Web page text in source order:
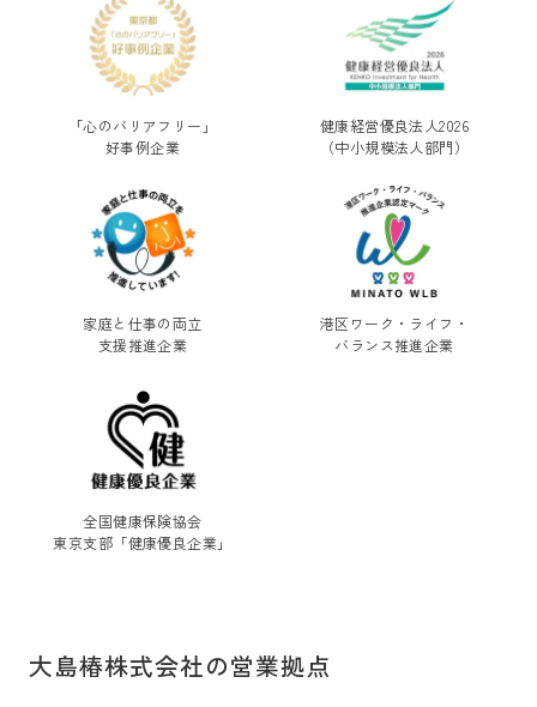
「心のバリアフリー」
好事例企業
健康経営優良法人2026
（中小規模法人部門）
家庭と仕事の両立
支援推進企業
港区ワーク・ライフ・
バランス推進企業
全国健康保険協会
東京支部「健康優良企業」
大島椿株式会社の営業拠点